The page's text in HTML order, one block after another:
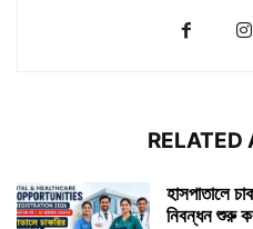
RELATED
হাসপাতালে
নিবন্ধন শুরু